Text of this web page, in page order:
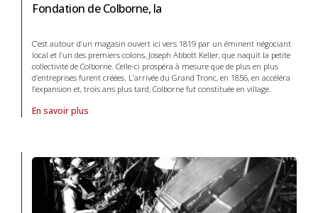
Fondation de Colborne, la
C’est autour d’un magasin ouvert ici vers 1819 par un éminent négociant
local et l’un des premiers colons, Joseph Abbott Keller, que naquit la petite
collectivité de Colborne. Celle-ci prospéra à mesure que de plus en plus
d’entreprises furent créées. L’arrivée du Grand Tronc, en 1856, en accéléra
l’expansion et, trois ans plus tard, Colborne fut constituée en village.
En savoir plus
À propos de Plaque Fondation de Colborne, la in Systèmes de